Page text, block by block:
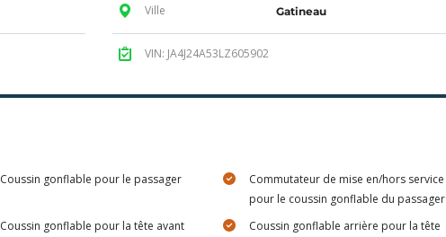
Ville Gatineau
VIN: JA4J24A53LZ605902
Coussin gonflable pour le passager
Commutateur de mise en/hors service
pour le coussin gonflable du passager
Coussin gonflable pour la tête avant
Coussin gonflable arrière pour la tête